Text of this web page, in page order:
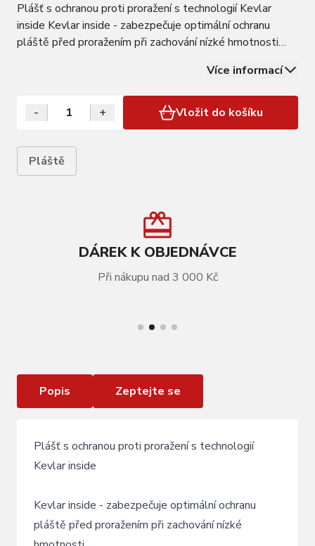
Plášť s ochranou proti proražení s technologií Kevlar
inside Kevlar inside - zabezpečuje optimální ochranu
pláště před proražením při zachování nízké hmotnosti
ale zároveň si zachovávají nízký valivý odpor Postranní
výstupky zabezpečují oporu…
Více informací
- + Vložit do košíku
Pláště
DÁREK K OBJEDNÁVCE
Při nákupu nad 3 000 Kč
Plášť KLS WASP 700x45C, Kevlar inside
Popis Zeptejte se
Plášť s ochranou proti proražení s technologií
Kevlar inside
Kevlar inside - zabezpečuje optimální ochranu
pláště před proražením při zachování nízké